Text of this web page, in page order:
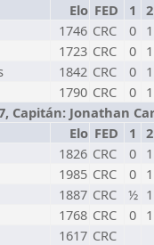
Elo FED 1
2
1746 CRC 0 1
1723 CRC 0 1
1842 CRC 0 1
1790 CRC 0 1
Capitán: Jonathan
Elo FED 1
2
1826 CRC 0 1
1985 CRC 0 1
1887 CRC ½ 1
1768 CRC 0 1
1617 CRC